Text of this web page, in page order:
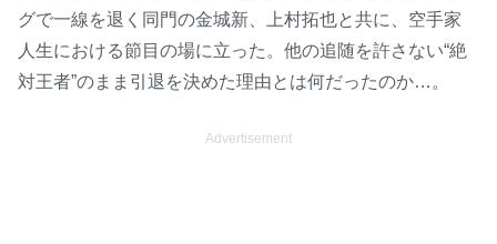
グで一線を退く同門の金城新、上村拓也と共に、空手家
人生における節目の場に立った。他の追随を許さない“絶
対王者”のまま引退を決めた理由とは何だったのか…。
Advertisement